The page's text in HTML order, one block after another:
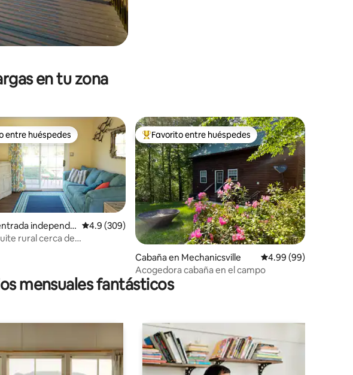
en tu zona
de 5; 101 evaluaciones
en Favorito entre huéspedes
entre huéspedes
independie Calificación promedio: 4.9 de 5; 309 evaluaciones
4.9 (309)
rural cerca de
De los mejores en Favorito entre huéspedes
Favorito entre huéspedes
Cabaña en Mechanicsville Calificación
4.99 (99)
Acogedora cabaña en el campo
mensuales fantásticos